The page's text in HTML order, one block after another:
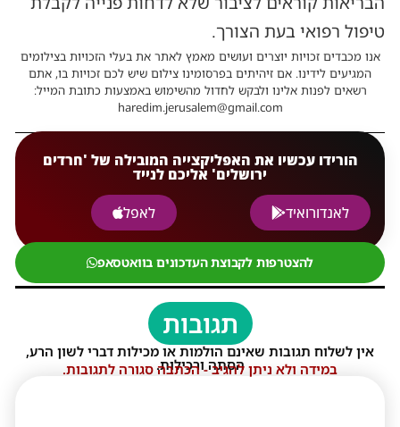
טיפול רפואי בעת הצורך.
אנו מכבדים זכויות יוצרים ועושים מאמץ לאתר את בעלי הזכויות בצילומים
המגיעים לידינו. אם זיהיתים בפרסומינו צילום שיש לכם זכויות בו, אתם
רשאים לפנות אלינו ולבקש לחדול מהשימוש באמצעות כתובת המייל:
haredim.jerusalem@gmail.com
הורידו עכשיו את האפליקצייה המובילה של 'חרדים
ירושלים' אליכם לנייד
לאנדורואיד
לאפל
להצטרפות לקבוצת העדכונים בוואטסאפ
תגובות
אין לשלוח תגובות שאינם הולמות או מכילות דברי לשון הרע,
הסתה ורכילות.
במידה ולא ניתן להגיב - הכתבה סגורה לתגובות.